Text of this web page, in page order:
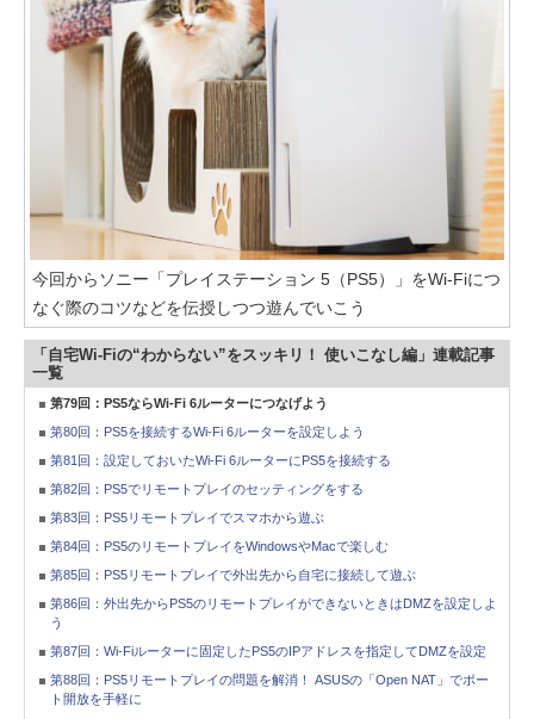
今回からソニー「プレイステーション 5（PS5）」をWi-Fiにつ
なぐ際のコツなどを伝授しつつ遊んでいこう
「自宅Wi-Fiの“わからない”をスッキリ！ 使いこなし編」連載記事
一覧
第79回：PS5ならWi-Fi 6ルーターにつなげよう
第80回：PS5を接続するWi-Fi 6ルーターを設定しよう
第81回：設定しておいたWi-Fi 6ルーターにPS5を接続する
第82回：PS5でリモートプレイのセッティングをする
第83回：PS5リモートプレイでスマホから遊ぶ
第84回：PS5のリモートプレイをWindowsやMacで楽しむ
第85回：PS5リモートプレイで外出先から自宅に接続して遊ぶ
第86回：外出先からPS5のリモートプレイができないときはDMZを設定しよ
う
第87回：Wi-Fiルーターに固定したPS5のIPアドレスを指定してDMZを設定
第88回：PS5リモートプレイの問題を解消！ ASUSの「Open NAT」でポー
ト開放を手軽に